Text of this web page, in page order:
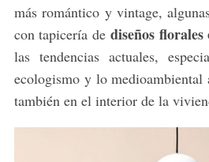
más romántico y vintage,
con tapicería dediseños florales
las tendencias actuales,
ecologismo y lo medioambiental
también en el interior de la